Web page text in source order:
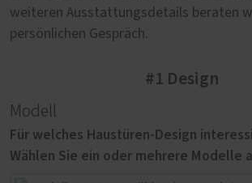
weiteren Ausstattungsdetails beraten
persönlichen Gespräch.
#1 Design
Modell
Für welches Haustüren-Design